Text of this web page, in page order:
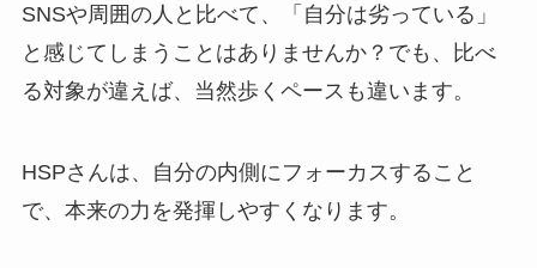
SNSや周囲の人と比べて、「自分は劣っている」
と感じてしまうことはありませんか？でも、比べ
る対象が違えば、当然歩くペースも違います。
HSPさんは、自分の内側にフォーカスすること
で、本来の力を発揮しやすくなります。